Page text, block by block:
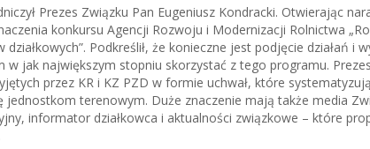
Prezes Związku Pan Eugeniusz Kondracki. Otwierając
konkursu Agencji Rozwoju i Modernizacji Rolnictwa
Podkreślił, że konieczne jest podjęcie działań i
jak największym stopniu skorzystać z tego programu.
przez KR i KZ PZD w formie uchwał, które
jednostkom terenowym. Duże znaczenie mają także media
informator działkowca i aktualności związkowe – które